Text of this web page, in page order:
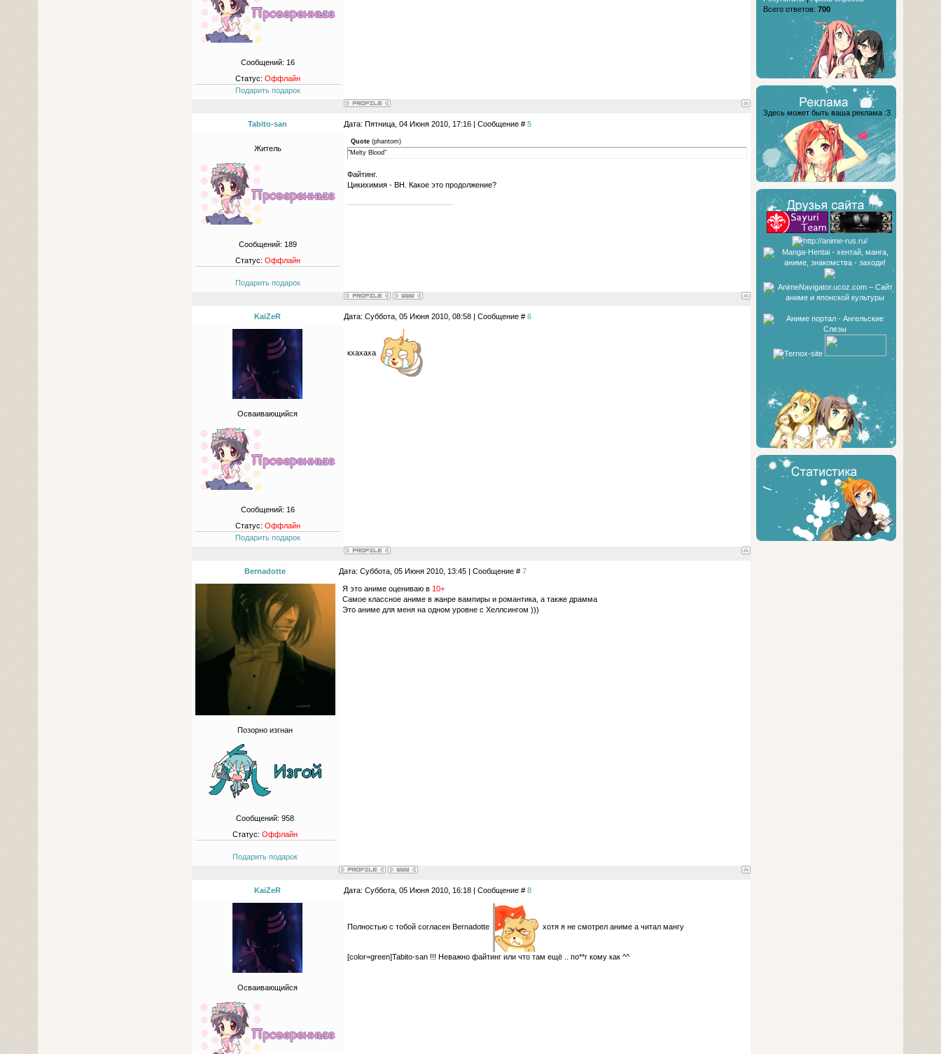
Сообщений: 16
Статус: Оффлайн
Подарить подарок
Tabito-san Дата: Пятница, 04 Июня 2010, 17:16 | Сообщение # 5
Житель
Сообщений: 189
Статус: Оффлайн
Подарить подарок
Quote(phantom)
"Melty Blood"
Файтинг.
Цикихимия - ВН. Какое это продолжение?
KaiZeR Дата: Суббота, 05 Июня 2010, 08:58 | Сообщение # 6
Осваивающийся
Сообщений: 16
Статус: Оффлайн
Подарить подарок
кхахаха
Bernadotte Дата: Суббота, 05 Июня 2010, 13:45 | Сообщение # 7
Позорно изгнан
Сообщений:958
Статус:Оффлайн
Подарить подарок
Я это аниме оцениваю в 10+
Самое классное аниме в жанре вампиры и романтика, а также драмма
Это аниме для меня на одном уровне с Хеллсингом )))
KaiZeR Дата: Суббота, 05 Июня 2010, 16:18 | Сообщение # 8
Осваивающийся
Полностью с тобой согласен Bernadotte хотя я не смотрел аниме а читал мангу
[color=green]Tabito-san !!! Неважно файтинг или что там ещё .. по**г кому как ^^
Всего ответов: 700
Здесь может быть ваша реклама :3